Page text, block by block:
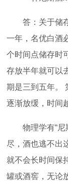
答：关于储
一年，名优白酒
个时间点储存时
存放半年就可以
期是三到五年。
逐渐放缓，时间
物理学有“
尽，酒也逃不出
就不会长时间保
罐或酒窖，无论